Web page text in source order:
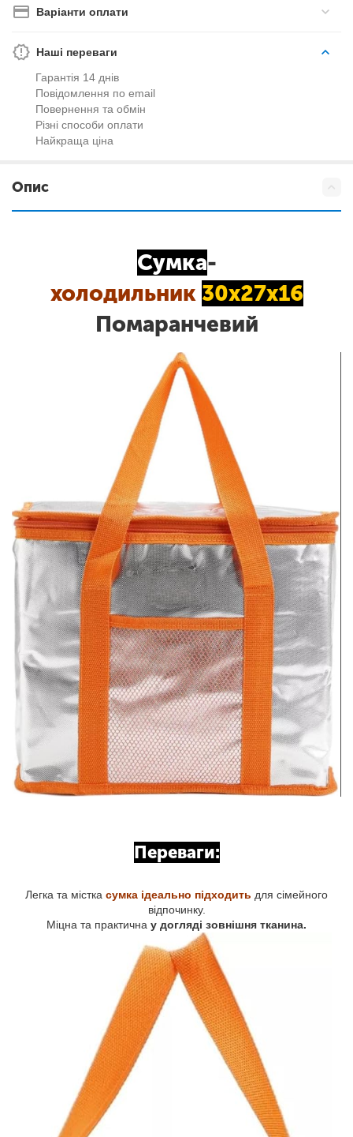
Варіанти оплати
Наші переваги
Гарантія 14 днів
Повідомлення по email
Повернення та обмін
Різні способи оплати
Найкраща ціна
Опис
Сумка-
холодильник 30х27х16
Помаранчевий
Переваги:
Легка та містка сумка ідеально підходить для сімейного
відпочинку.
Міцна та практична у догляді зовнішня тканина.